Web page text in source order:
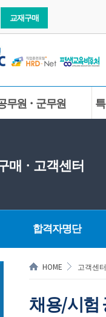
교재구매
무원ㆍ군무원
매ㆍ고객센터
합격자명단
HOME 고객센터
채용/시험